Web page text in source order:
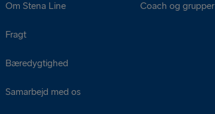
Om Stena Line
Fragt
Bæredygtighed
Samarbejd med os
Coach og grupper